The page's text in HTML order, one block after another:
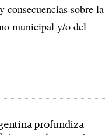
consecuencias sobre la
municipal y/o del
profundiza